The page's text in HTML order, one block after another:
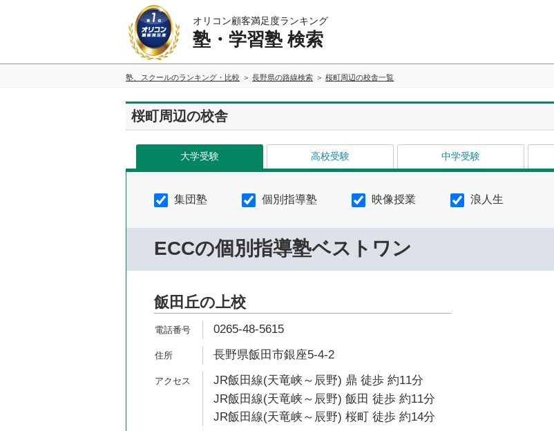
オリコン顧客満足度ランキング
塾・学習塾 検索
塾、スクールのランキング・比較 長野県の路線検索 桜町周辺の校舎一覧
桜町周辺の校舎
大学受験 高校受験 中学受験
集団塾 個別指導塾 映像授業 浪人生
ECCの個別指導塾ベストワン
飯田丘の上校
0265-48-5615
長野県飯田市銀座5-4-2
JR飯田線(天竜峡～辰野) 鼎 徒歩 約11分
JR飯田線(天竜峡～辰野) 飯田 徒歩 約11分
JR飯田線(天竜峡～辰野) 桜町 徒歩 約14分